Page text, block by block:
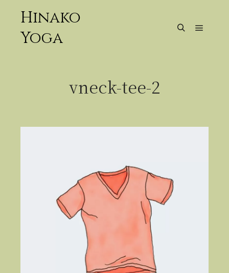
Hinako
Yoga
vneck-tee-2